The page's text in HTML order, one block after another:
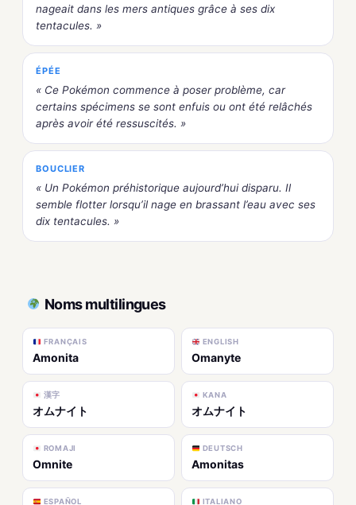
nageait dans les mers antiques grâce à ses dix
tentacules. »
ÉPÉE
« Ce Pokémon commence à poser problème, car
certains spécimens se sont enfuis ou ont été relâchés
après avoir été ressuscités. »
BOUCLIER
« Un Pokémon préhistorique aujourd’hui disparu. Il
semble flotter lorsqu’il nage en brassant l’eau avec ses
dix tentacules. »
Noms multilingues
FRANÇAIS
Amonita
ENGLISH
Omanyte
漢字
オムナイト
KANA
オムナイト
ROMAJI
Omnite
DEUTSCH
Amonitas
ESPAÑOL ITALIANO